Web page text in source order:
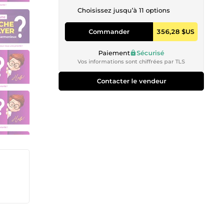
Choisissez jusqu’à 11 options
Commander 356,28 $US
Paiement Sécurisé
Vos informations sont chiffrées par TLS
Contacter le vendeur